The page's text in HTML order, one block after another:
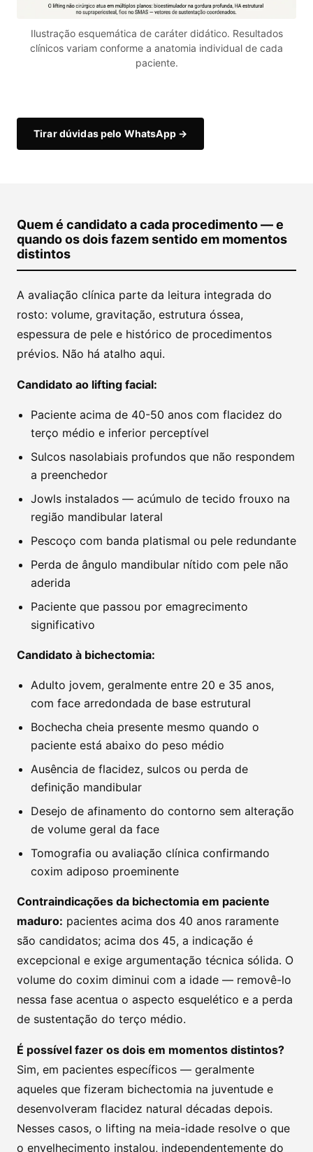
Ilustração esquemática de caráter didático. Resultados
clínicos variam conforme a anatomia individual de cada
paciente.
Tirar dúvidas pelo WhatsApp →
Quem é candidato a cada procedimento — e
quando os dois fazem sentido em momentos
distintos
A avaliação clínica parte da leitura integrada do
rosto: volume, gravitação, estrutura óssea,
espessura de pele e histórico de procedimentos
prévios. Não há atalho aqui.
Candidato ao lifting facial:
Paciente acima de 40-50 anos com flacidez do
terço médio e inferior perceptível
Sulcos nasolabiais profundos que não respondem
a preenchedor
Jowls instalados — acúmulo de tecido frouxo na
região mandibular lateral
Pescoço com banda platismal ou pele redundante
Perda de ângulo mandibular nítido com pele não
aderida
Paciente que passou por emagrecimento
significativo
Candidato à bichectomia:
Adulto jovem, geralmente entre 20 e 35 anos,
com face arredondada de base estrutural
Bochecha cheia presente mesmo quando o
paciente está abaixo do peso médio
Ausência de flacidez, sulcos ou perda de
definição mandibular
Desejo de afinamento do contorno sem alteração
de volume geral da face
Tomografia ou avaliação clínica confirmando
coxim adiposo proeminente
Contraindicações da bichectomia em paciente
maduro: pacientes acima dos 40 anos raramente
são candidatos; acima dos 45, a indicação é
excepcional e exige argumentação técnica sólida. O
volume do coxim diminui com a idade — removê-lo
nessa fase acentua o aspecto esquelético e a perda
de sustentação do terço médio.
É possível fazer os dois em momentos distintos?
Sim, em pacientes específicos — geralmente
aqueles que fizeram bichectomia na juventude e
desenvolveram flacidez natural décadas depois.
Nesses casos, o lifting na meia-idade resolve o que
o envelhecimento instalou, independentemente do